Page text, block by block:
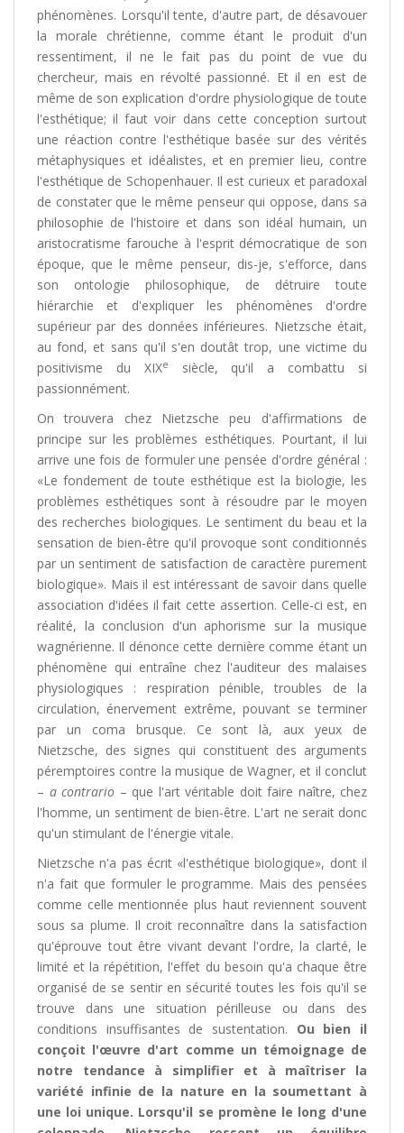
phénomènes. Lorsqu'il tente, d'autre part, de désavouer
la morale chrétienne, comme étant le produit d'un
ressentiment, il ne le fait pas du point de vue du
chercheur, mais en révolté passionné. Et il en est de
même de son explication d'ordre physiologique de toute
l'esthétique; il faut voir dans cette conception surtout
une réaction contre l'esthétique basée sur des vérités
métaphysiques et idéalistes, et en premier lieu, contre
l'esthétique de Schopenhauer. Il est curieux et paradoxal
de constater que le même penseur qui oppose, dans sa
philosophie de l'histoire et dans son idéal humain, un
aristocratisme farouche à l'esprit démocratique de son
époque, que le même penseur, dis-je, s'efforce, dans
son ontologie philosophique, de détruire toute
hiérarchie et d'expliquer les phénomènes d'ordre
supérieur par des données inférieures. Nietzsche était,
au fond, et sans qu'il s'en doutât trop, une victime du
positivisme du XIXe
siècle, qu'il a combattu si
passionnément.
On trouvera chez Nietzsche peu d'affirmations de
principe sur les problèmes esthétiques. Pourtant, il lui
arrive une fois de formuler une pensée d'ordre général :
«Le fondement de toute esthétique est la biologie, les
problèmes esthétiques sont à résoudre par le moyen
des recherches biologiques. Le sentiment du beau et la
sensation de bien-être qu'il provoque sont conditionnés
par un sentiment de satisfaction de caractère purement
biologique». Mais il est intéressant de savoir dans quelle
association d'idées il fait cette assertion. Celle-ci est, en
réalité, la conclusion d'un aphorisme sur la musique
wagnérienne. Il dénonce cette dernière comme étant un
phénomène qui entraîne chez l'auditeur des malaises
physiologiques : respiration pénible, troubles de la
circulation, énervement extrême, pouvant se terminer
par un coma brusque. Ce sont là, aux yeux de
Nietzsche, des signes qui constituent des arguments
péremptoires contre la musique de Wagner, et il conclut
– a contrario – que l'art véritable doit faire naître, chez
l'homme, un sentiment de bien-être. L'art ne serait donc
qu'un stimulant de l'énergie vitale.
Nietzsche n'a pas écrit «l'esthétique biologique», dont il
n'a fait que formuler le programme. Mais des pensées
comme celle mentionnée plus haut reviennent souvent
sous sa plume. Il croit reconnaître dans la satisfaction
qu'éprouve tout être vivant devant l'ordre, la clarté, le
limité et la répétition, l'effet du besoin qu'a chaque être
organisé de se sentir en sécurité toutes les fois qu'il se
trouve dans une situation périlleuse ou dans des
conditions insuffisantes de sustentation. Ou bien il
conçoit l'œuvre d'art comme un témoignage de
notre tendance à simplifier et à maîtriser la
variété infinie de la nature en la soumettant à
une loi unique. Lorsqu'il se promène le long d'une